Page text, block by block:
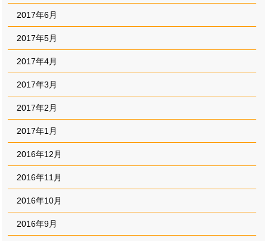
2017年6月
2017年5月
2017年4月
2017年3月
2017年2月
2017年1月
2016年12月
2016年11月
2016年10月
2016年9月